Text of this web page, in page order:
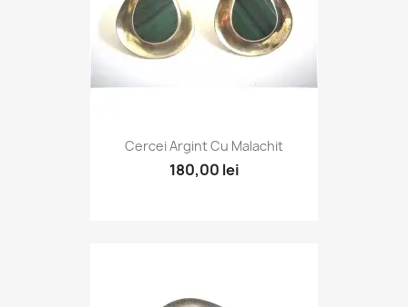
Cercei Argint Cu Malachit
180,00 lei